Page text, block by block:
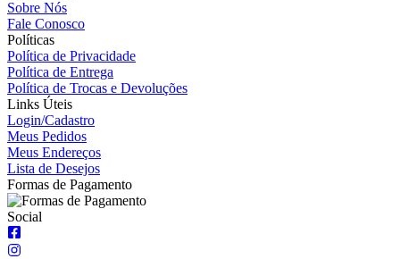
Sobre Nós
Fale Conosco
Políticas
Política de Privacidade
Política de Entrega
Política de Trocas e Devoluções
Links Úteis
Login/Cadastro
Meus Pedidos
Meus Endereços
Lista de Desejos
Formas de Pagamento
Social